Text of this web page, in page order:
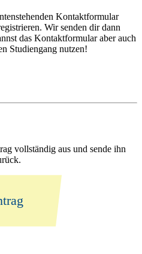
Kontaktformular
Wir senden dir dann
das Kontaktformular aber auch
Studiengang nutzen!
vollständig aus und sende ihn